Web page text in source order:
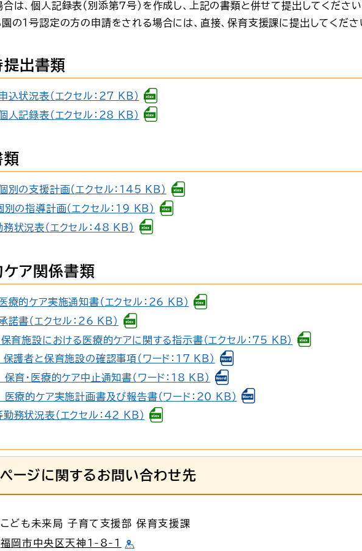
は、個人記録表（別添第７号）を作成し、上記の書類と併せて提出してください
の1号認定の方の申請をされる場合には、直接、保育支援課に提出してくださ
提出書類
込状況表（エクセル：27 KB）
人記録表（エクセル：28 KB）
類
別の支援計画（エクセル：145 KB）
別の指導計画（エクセル：19 KB）
状況表（エクセル：48 KB）
ケア関係書類
療的ケア実施通知書（エクセル：26 KB）
諾書（エクセル：26 KB）
育施設における医療的ケアに関する指示書（エクセル：75 KB）
護者と保育施設の確認事項（ワード：17 KB）
育・医療的ケア中止通知書（ワード：18 KB）
療的ケア実施計画書及び報告書（ワード：20 KB）
務状況表（エクセル：42 KB）
ージに関するお問い合わせ先
こども未来局 子育て支援部 保育支援課
福岡市中央区天神1-8-1